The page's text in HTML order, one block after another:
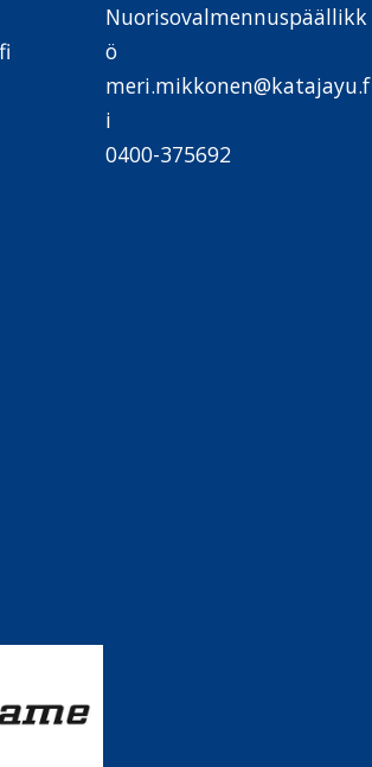
Nuorisovalmennuspäällikk
ö
meri.mikkonen@katajayu.f
i
0400-375692